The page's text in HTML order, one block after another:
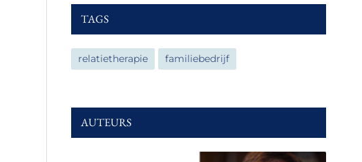
TAGS
relatietherapie familiebedrijf
AUTEURS